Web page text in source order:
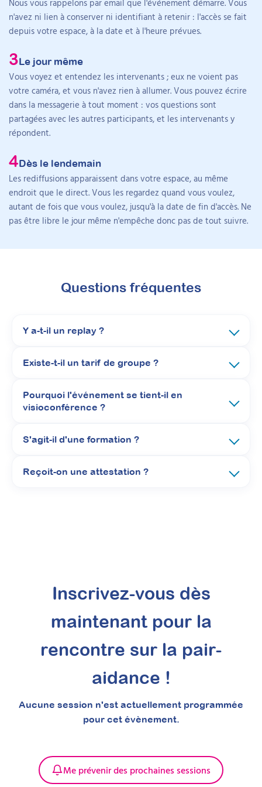
savoirs expérientiels des personnes handicapées.
Nous vous rappelons par email que l'événement démarre. Vous
n'avez ni lien à conserver ni identifiant à retenir : l'accès se fait
depuis votre espace, à la date et à l'heure prévues.
Le jour même
Vous voyez et entendez les intervenants ; eux ne voient pas
votre caméra, et vous n'avez rien à allumer. Vous pouvez écrire
dans la messagerie à tout moment : vos questions sont
partagées avec les autres participants, et les intervenants y
répondent.
Dès le lendemain
Les rediffusions apparaissent dans votre espace, au même
endroit que le direct. Vous les regardez quand vous voulez,
autant de fois que vous voulez, jusqu'à la date de fin d'accès. Ne
pas être libre le jour même n'empêche donc pas de tout suivre.
Questions fréquentes
Y a-t-il un replay ?
Existe-t-il un tarif de groupe ?
Pourquoi l'événement se tient-il en
visioconférence ?
S'agit-il d'une formation ?
Reçoit-on une attestation ?
Inscrivez-vous dès
maintenant pour la
rencontre sur la pair-
aidance !
Aucune session n'est actuellement programmée
pour cet évènement.
Me prévenir des prochaines sessions